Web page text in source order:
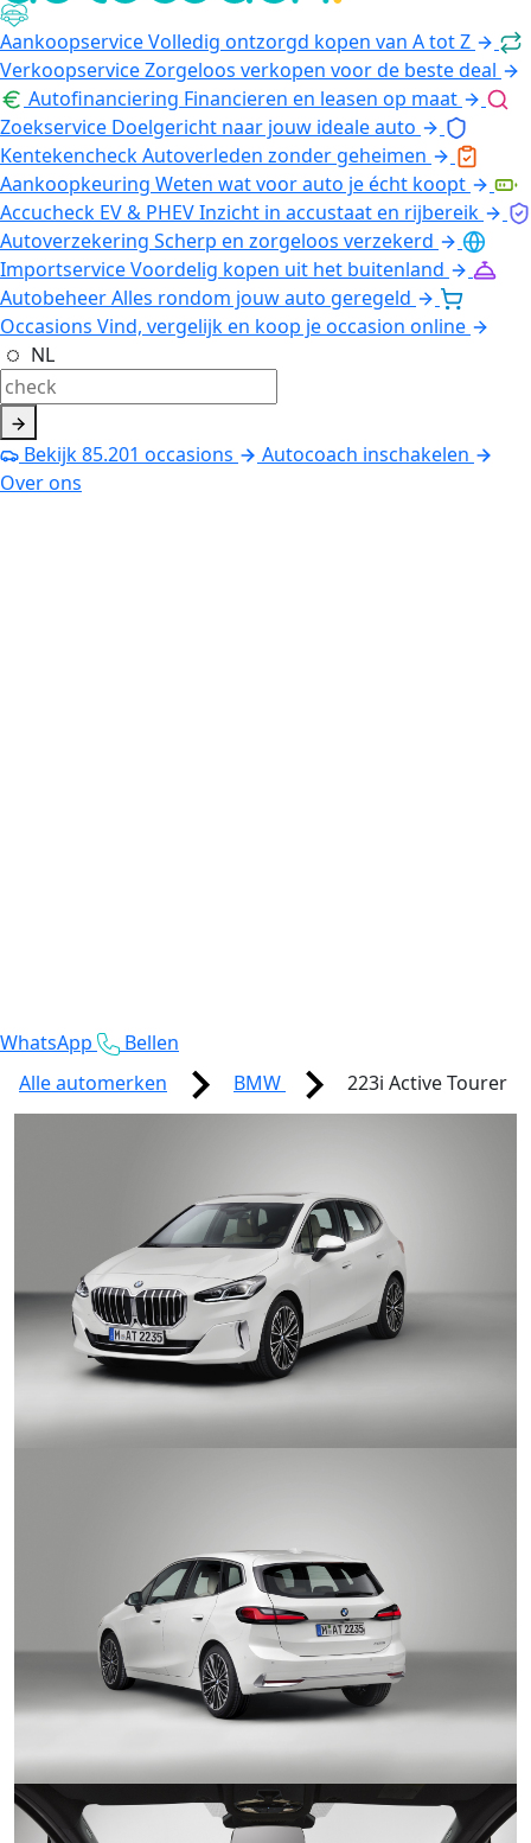
AankoopserviceVolledig ontzorgd kopen van A tot Z
VerkoopserviceZorgeloos verkopen voor de beste deal
Autofinanciering Financieren en leasen op maat
Zoekservice Doelgericht naar jouw ideale auto
KentekencheckAutoverleden zonder geheimen
Aankoopkeuring Weten wat voor auto je écht koopt
Accucheck EV & PHEVInzicht in accustaat en rijbereik
Autoverzekering Scherp en zorgeloos verzekerd
ImportserviceVoordelig kopen uit het buitenland
AutobeheerAlles rondom jouw auto geregeld
Occasions Vind, vergelijk en koop je occasion online
NL
Bekijk85.201 occasions
Autocoach inschakelen
Over ons
WhatsApp
Bellen
Alle automerken
BMW 223i Active Tourer